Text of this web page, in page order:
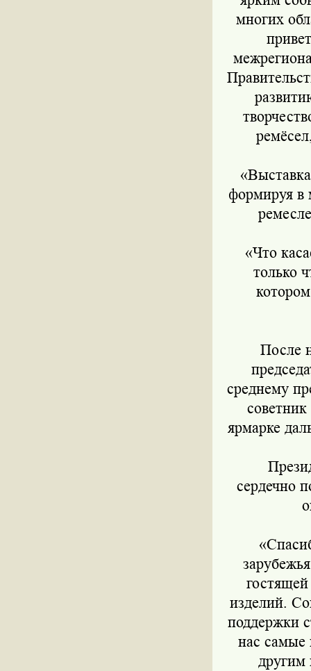
многих
формируя в
«Что
только
После
среднему
ярмарке
сердечно
изделий.
поддержки
нас самые
другим